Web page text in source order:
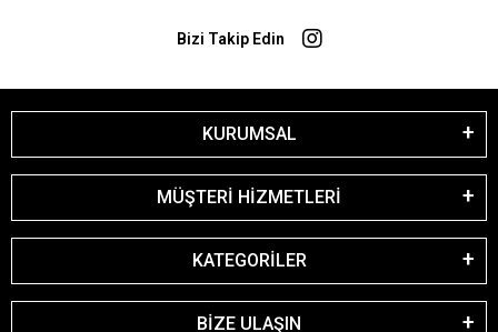
Bizi Takip Edin
KURUMSAL
MÜŞTERİ HİZMETLERİ
KATEGORİLER
BİZE ULAŞIN